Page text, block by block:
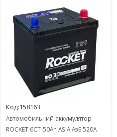
Код:158163
Автомобильний аккумулятор
ROCKET 6СТ-50Ah ASIA АзЕ 520А